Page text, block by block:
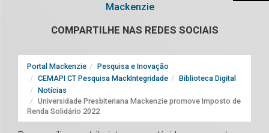
Mackenzie
COMPARTILHE NAS REDES SOCIAIS
Portal Mackenzie
Pesquisa e Inovação
CEMAPI CT Pesquisa MackIntegridade
Biblioteca Digital
Notícias
Universidade Presbiteriana Mackenzie promove Imposto de
Renda Solidário 2022